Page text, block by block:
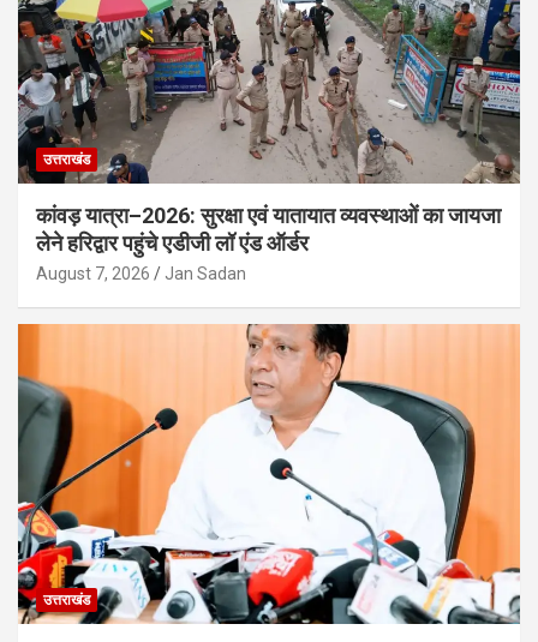
उत्तराखंड
कांवड़ यात्रा–2026: सुरक्षा एवं यातायात व्यवस्थाओं का जायजा
लेने हरिद्वार पहुंचे एडीजी लॉ एंड ऑर्डर
August 7, 2026 Jan Sadan
उत्तराखंड